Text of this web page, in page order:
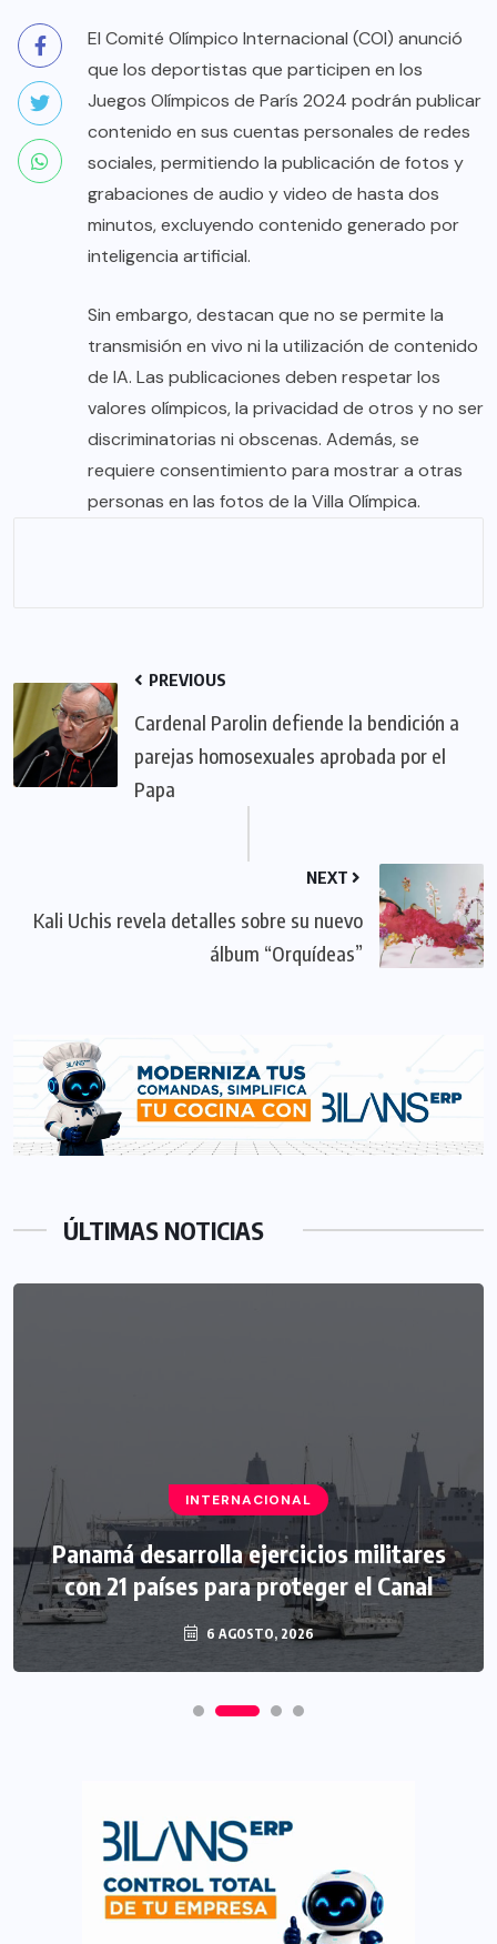
El Comité Olímpico Internacional (COI) anunció
que los deportistas que participen en los
Juegos Olímpicos de París 2024 podrán publicar
contenido en sus cuentas personales de redes
sociales, permitiendo la publicación de fotos y
grabaciones de audio y video de hasta dos
minutos, excluyendo contenido generado por
inteligencia artificial.
Sin embargo, destacan que no se permite la
transmisión en vivo ni la utilización de contenido
de IA. Las publicaciones deben respetar los
valores olímpicos, la privacidad de otros y no ser
discriminatorias ni obscenas. Además, se
requiere consentimiento para mostrar a otras
personas en las fotos de la Villa Olímpica.
PREVIOUS
Cardenal Parolin defiende la bendición a
parejas homosexuales aprobada por el
Papa
NEXT
Kali Uchis revela detalles sobre su nuevo
álbum “Orquídeas”
ÚLTIMAS NOTICIAS
INTERNACIONAL
Panamá desarrolla ejercicios militares
con 21 países para proteger el Canal
6 AGOSTO, 2026